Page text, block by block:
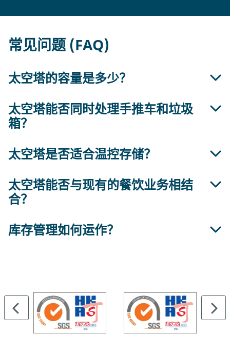
常见问题 (FAQ)
太空塔的容量是多少？
根据配置的不同，单个塔架最多可存放 250 个手推
车或 1,000 个垃圾桶。
太空塔能否同时处理手推车和垃圾
箱？
可以。可提供手推车或垃圾箱版本，两者可集成到同
太空塔是否适合温控存储？
可以安装在常温、冷藏或冷冻环境中。
太空塔能否与现有的餐饮业务相结
合？
是的，它可以作为独立系统安装，也可以与自动输送
库存管理如何运作？